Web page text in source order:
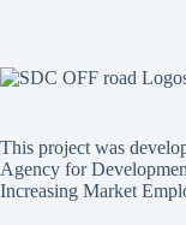
This project was
Agency for
Increasing Market